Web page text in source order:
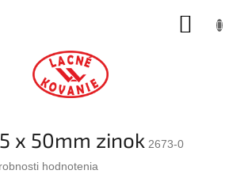
x 50mm zinok 2673-0
hodnotenia